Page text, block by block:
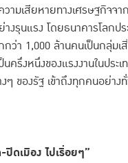
ามเสียหายทางเศรษฐกิจจ
รุนแรง โดยธนาคารโลกปร
า 1,000 ล้านคนเป็นกลุ่มเสี่
รึ่งหนึ่งของแรงงานในประ
ๆ ของรัฐ เข้าถึงทุกคนอย่า
ดเมือง ไปเรื่อยๆ”